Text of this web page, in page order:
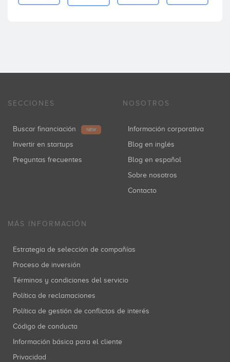
SECCIONES
Buscar financiación NEW
Invertir en startups
Preguntas frecuentes
NOSOTROS
Información corporativa
Blog en inglés
Blog en español
Sobre nosotros
Contacto
MÁS INFORMACIÓN
Estrategia de selección de compañías
Proceso de inversión
Términos y condiciones del servicio
Política de reclamaciones
Política de gestión de conflictos de interés
Código de conducta
Información básica para el cliente
Privacidad